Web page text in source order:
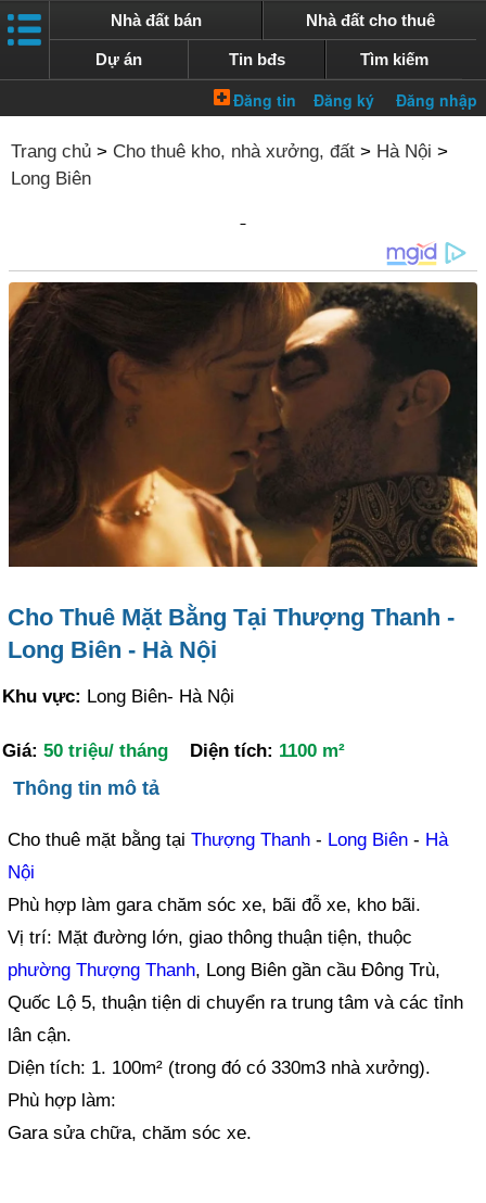
Nhà đất bán Nhà đất cho thuê
Dự án Tin bđs Tìm kiếm
Trang chủ > Cho thuê kho, nhà xưởng, đất > Hà Nội >
Long Biên
Cho Thuê Mặt Bằng Tại Thượng Thanh -
Long Biên - Hà Nội
Khu vực: Long Biên- Hà Nội
Giá:50 triệu/ tháng Diện tích: 1100 m²
Thông tin mô tả
Cho thuê mặt bằng tạiThượng Thanh - Long Biên - Hà
Nội
Phù hợp làm gara chăm sóc xe, bãi đỗ xe, kho bãi.
Vị trí: Mặt đường lớn, giao thông thuận tiện, thuộc
phường Thượng Thanh, Long Biên gần cầu Đông Trù,
Quốc Lộ 5, thuận tiện di chuyển ra trung tâm và các tỉnh
lân cận.
Diện tích: 1. 100m² (trong đó có 330m3 nhà xưởng).
Phù hợp làm:
Gara sửa chữa, chăm sóc xe.